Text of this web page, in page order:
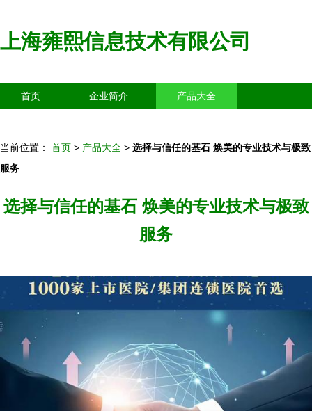
上海雍熙信息技术有限公司
首页 企业简介 产品大全
当前位置： 首页 > 产品大全 > 选择与信任的基石 焕美的专业技术与极致
服务
选择与信任的基石 焕美的专业技术与极致
服务